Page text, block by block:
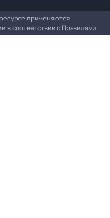
применяются
в соответствии с Правилами